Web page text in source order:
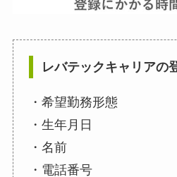
レバテックキャリアの
・希望勤務形態
・生年月日
・名前
・電話番号